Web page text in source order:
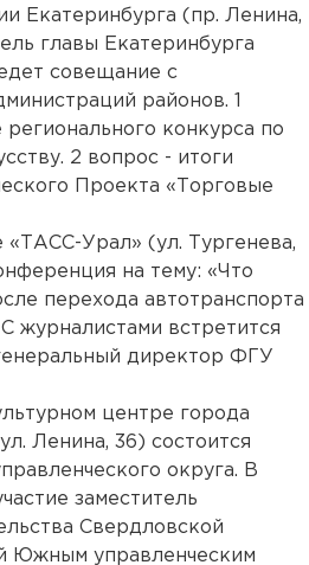
Екатеринбурга (пр. Ленина,
главы Екатеринбурга
совещание с
районов. 1
конкурса по
2 вопрос - итоги
Проекта «Торговые
«ТАСС-Урал» (ул. Тургенева,
на тему: «Что
перехода автотранспорта
журналистами встретится
директор ФГУ
центре города
Ленина, 36) состоится
округа. В
заместитель
Свердловской
Южным управленческим